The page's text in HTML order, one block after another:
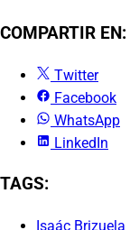
COMPARTIR EN:
Twitter
Facebook
WhatsApp
LinkedIn
TAGS:
Isaác Brizuela